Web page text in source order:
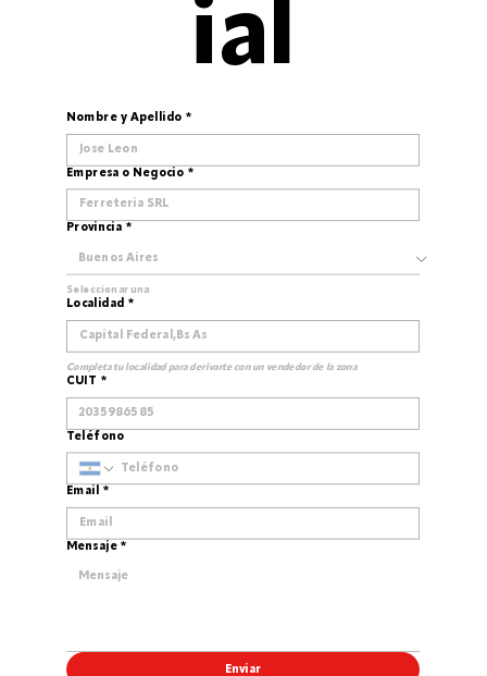
ial
Nombre y Apellido *
Empresa o Negocio *
Provincia *
Seleccionar una
Localidad *
Completa tu localidad para derivarte con un vendedor de la zona
CUIT *
Teléfono
Email *
Mensaje *
Enviar